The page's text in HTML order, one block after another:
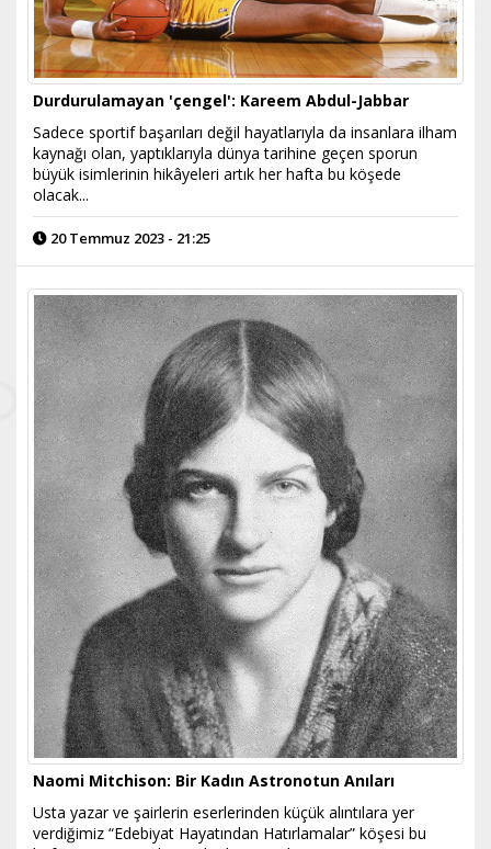
Durdurulamayan 'çengel': Kareem Abdul-Jabbar
Sadece sportif başarıları değil hayatlarıyla da insanlara ilham
kaynağı olan, yaptıklarıyla dünya tarihine geçen sporun
büyük isimlerinin hikâyeleri artık her hafta bu köşede
olacak...
20 Temmuz 2023 - 21:25
Naomi Mitchison: Bir Kadın Astronotun Anıları
Usta yazar ve şairlerin eserlerinden küçük alıntılara yer
verdiğimiz “Edebiyat Hayatından Hatırlamalar” köşesi bu